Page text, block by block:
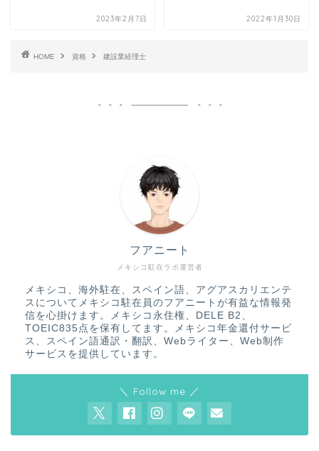
2023年2月7日 2022年1月30日
HOME 資格 建設業経理士
メキシコ駐在ラボ運営者
フアニート
メキシコ、海外駐在、スペイン語、アグアスカリエンテ
スについてメキシコ駐在員のフアニートが有益な情報発
信を心掛けます。メキシコ永住権、DELE B2、
TOEIC835点を保有してます。メキシコ年金還付サービ
ス、スペイン語通訳・翻訳、Webライター、Web制作
サービスを提供しています。
＼ Follow me ／